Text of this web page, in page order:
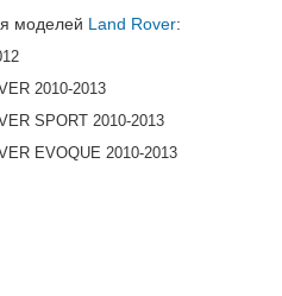
моделей Land Rover:
2010-2013
SPORT 2010-2013
EVOQUE 2010-2013